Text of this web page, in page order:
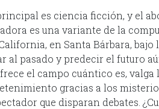
es ciencia ficción, y el
es una variante de la
en Santa Bárbara,
al pasado y predecir el futuro
el campo cuántico es,
gracias a los
que disparan debates.